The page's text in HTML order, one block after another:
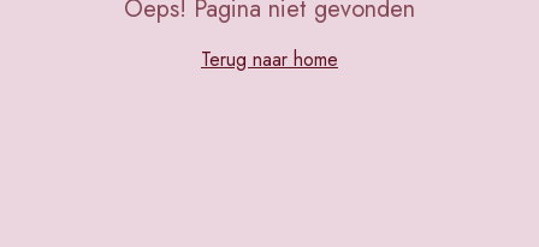
Oeps! Pagina niet gevonden
Terug naar home